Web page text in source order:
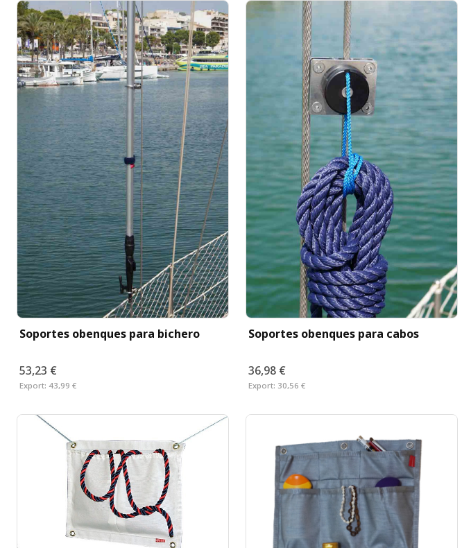
Soportes obenques para bichero
53,23 €
Export: 43,99 €
Soportes obenques para cabos
36,98 €
Export: 30,56 €